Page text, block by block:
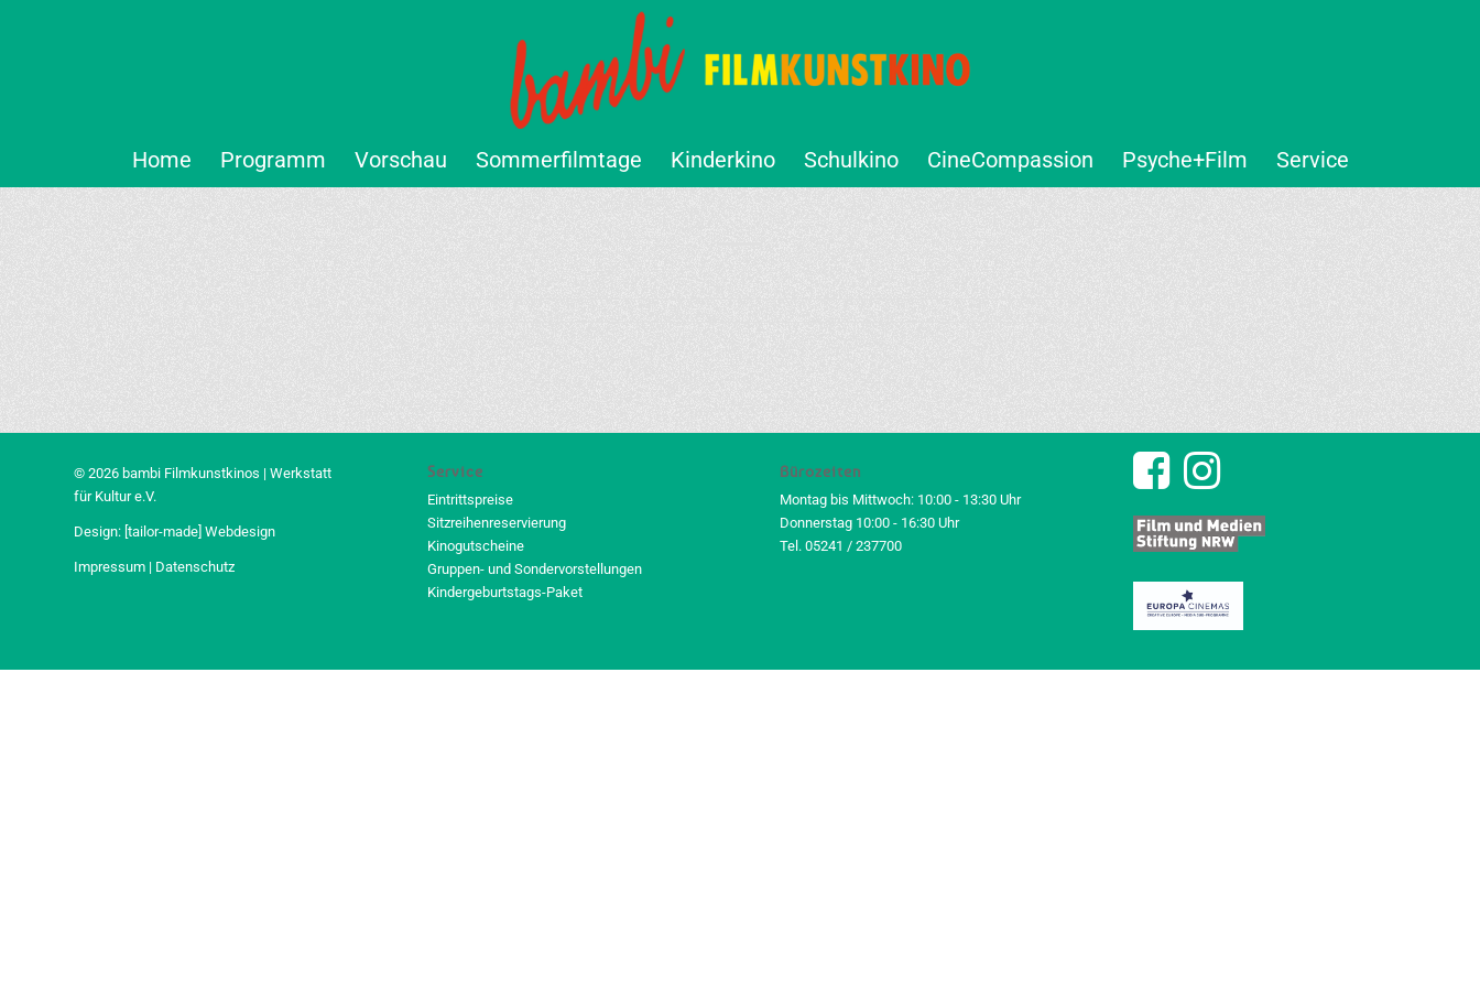
Home Programm Vorschau Sommerfilmtage Kinderkino Schulkino CineCompassion Psyche+Film Service
© 2026 bambi Filmkunstkinos | Werkstatt
für Kultur e.V.
Design: [tailor-made] Webdesign
Impressum | Datenschutz
Service
Eintrittspreise
Sitzreihenreservierung
Kinogutscheine
Gruppen- und Sondervorstellungen
Kindergeburtstags-Paket
Bürozeiten
Montag bis Mittwoch: 10:00 - 13:30 Uhr
Donnerstag 10:00 - 16:30 Uhr
Tel. 05241 / 237700